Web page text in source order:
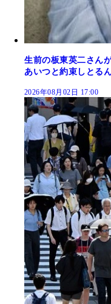
生前の板東英二さん
あいつと約束しとるん
2026年08月02日 17:00